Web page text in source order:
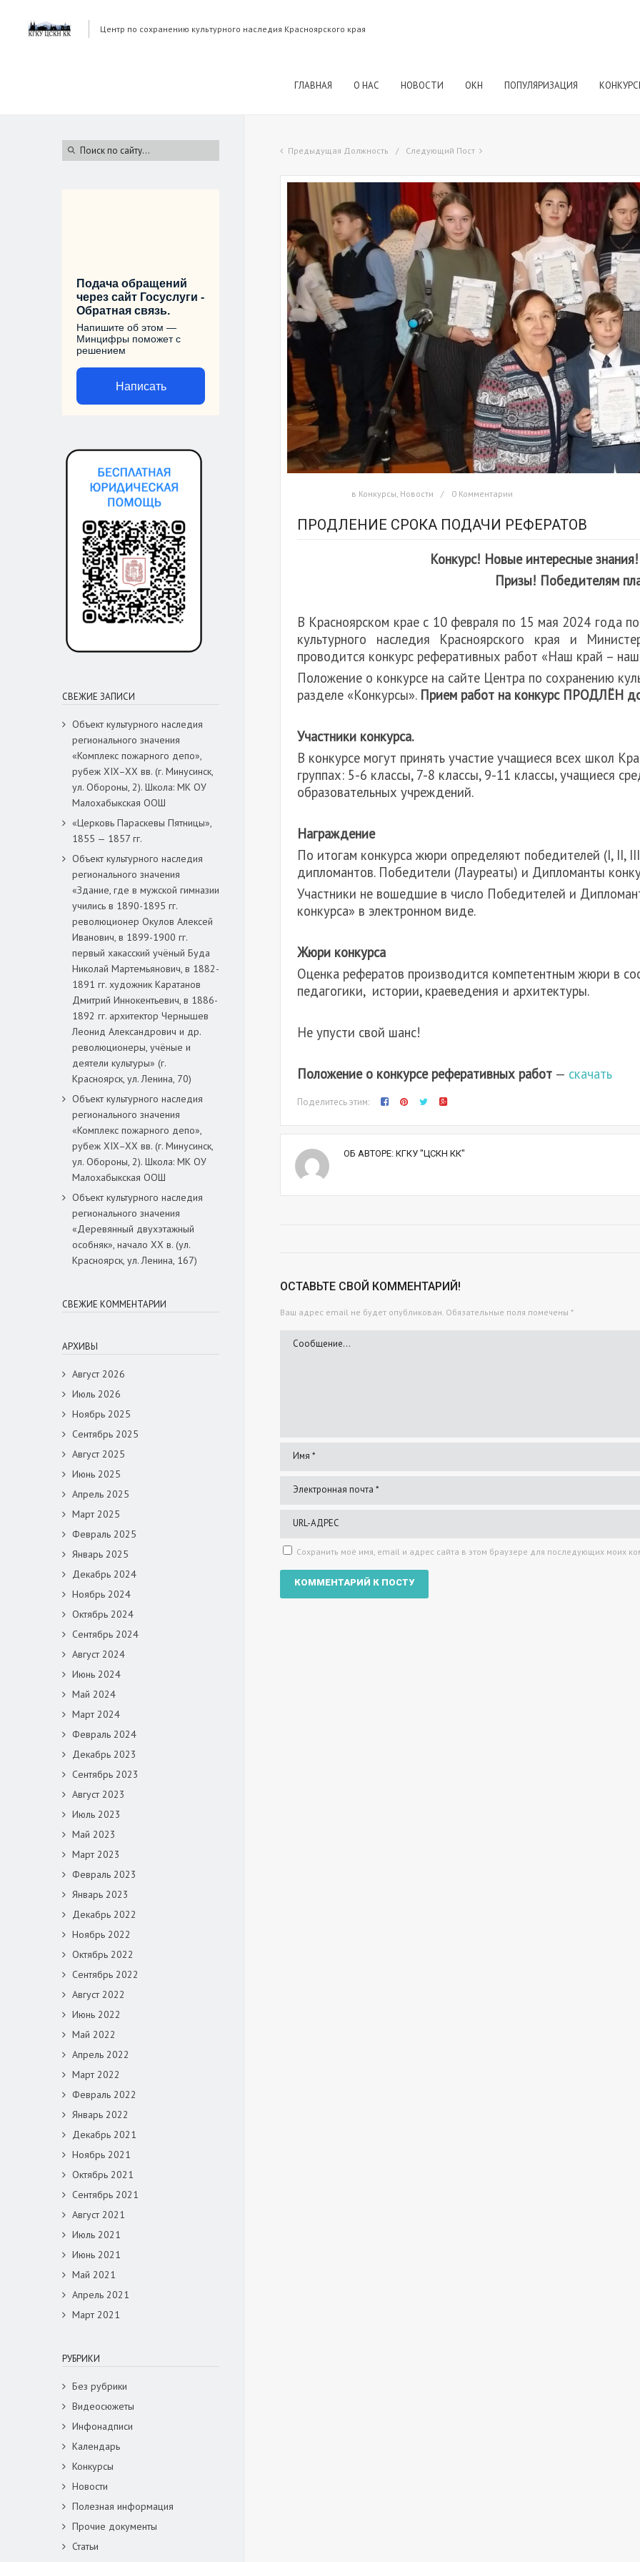
Центр по сохранению культурного наследия Красноярского края
ГЛАВНАЯ О НАС НОВОСТИ ОКН ПОПУЛЯРИЗАЦИЯ
Предыдущая Должность Следующий Пост
в Конкурсы Новости 0 Комментарии
ПРОДЛЕНИЕ СРОКА ПОДАЧИ РЕФЕРАТОВ
Конкурс! Новые интересные
Призы! Победителям
В Красноярском крае с 10 февраля по 15 мая 2024 года
культурного наследия Красноярского края и
проводится конкурс реферативных работ «Наш край –
Положение о конкурсе на сайте Центра по сохранению
разделе «Конкурсы». Прием работ на конкурс ПРОДЛЁН
Участники конкурса.
В конкурсе могут принять участие учащиеся всех школ
группах: 5-6 классы, 7-8 классы, 9-11 классы, учащиеся
образовательных учреждений.
Награждение
По итогам конкурса жюри определяют победителей (I, II,
дипломантов. Победители (Лауреаты) и Дипломанты
Участники не вошедшие в число Победителей и
конкурса» в электронном виде.
Жюри конкурса
Оценка рефератов производится компетентным жюри в
педагогики, истории, краеведения и архитектуры.
Не упусти свой шанс!
Положение о конкурсе реферативных работ — скачать
Поделитесь этим:
ОБ АВТОРЕ: КГКУ "ЦСКН КК"
ОСТАВЬТЕ СВОЙ КОММЕНТАРИЙ!
Ваш адрес email не будет опубликован. Обязательные поля помечены *
Сохранить моё имя, email и адрес сайта в этом браузере для последующих моих
Подача обращений
через сайт Госуслуги -
Обратная связь.
Напишите об этом —
Минцифры поможет с
решением
Написать
СВЕЖИЕ ЗАПИСИ
Объект культурного наследия
регионального значения
«Комплекс пожарного депо»,
рубеж XIX–XX вв. (г. Минусинск,
ул. Обороны, 2). Школа: МК ОУ
Малохабыкская ООШ
«Церковь Параскевы Пятницы»,
1855 — 1857 гг.
Объект культурного наследия
регионального значения
«Здание, где в мужской гимназии
учились в 1890-1895 гг.
революционер Окулов Алексей
Иванович, в 1899-1900 гг.
первый хакасский учёный Буда
Николай Мартемьянович, в 1882-
1891 гг. художник Каратанов
Дмитрий Иннокентьевич, в 1886-
1892 гг. архитектор Чернышев
Леонид Александрович и др.
революционеры, учёные и
деятели культуры» (г.
Красноярск, ул. Ленина, 70)
Объект культурного наследия
регионального значения
«Комплекс пожарного депо»,
рубеж XIX–XX вв. (г. Минусинск,
ул. Обороны, 2). Школа: МК ОУ
Малохабыкская ООШ
Объект культурного наследия
регионального значения
«Деревянный двухэтажный
особняк», начало ХХ в. (ул.
Красноярск, ул. Ленина, 167)
СВЕЖИЕ КОММЕНТАРИИ
АРХИВЫ
Август 2026
Июль 2026
Ноябрь 2025
Сентябрь 2025
Август 2025
Июнь 2025
Апрель 2025
Март 2025
Февраль 2025
Январь 2025
Декабрь 2024
Ноябрь 2024
Октябрь 2024
Сентябрь 2024
Август 2024
Июнь 2024
Май 2024
Март 2024
Февраль 2024
Декабрь 2023
Сентябрь 2023
Август 2023
Июль 2023
Май 2023
Март 2023
Февраль 2023
Январь 2023
Декабрь 2022
Ноябрь 2022
Октябрь 2022
Сентябрь 2022
Август 2022
Июнь 2022
Май 2022
Апрель 2022
Март 2022
Февраль 2022
Январь 2022
Декабрь 2021
Ноябрь 2021
Октябрь 2021
Сентябрь 2021
Август 2021
Июль 2021
Июнь 2021
Май 2021
Апрель 2021
Март 2021
РУБРИКИ
Без рубрики
Видеосюжеты
Инфонадписи
Календарь
Конкурсы
Новости
Полезная информация
Прочие документы
Статьи